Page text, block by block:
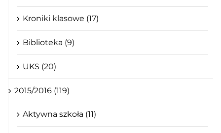
Kroniki klasowe (17)
Biblioteka (9)
UKS (20)
2015/2016 (119)
Aktywna szkoła (11)